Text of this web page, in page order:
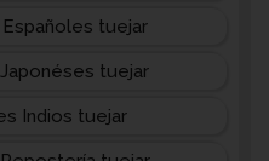
tuejar
tuejar
Indios tuejar